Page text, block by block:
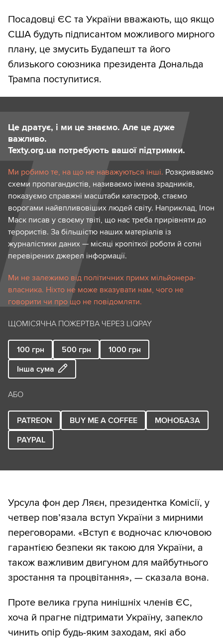
Посадовці ЄС та України вважають, що якщо
США будуть підписантом можливого мирного
плану, це змусить Будапешт та його
близького союзника президента Дональда
Трампа поступитися.
Це дратує, і ми це знаємо. Але це дуже
важливо.
Texty.org.ua потребують вашої підтримки.
Ми робимо те, на що не наважуються інші. Розкриваємо
схеми пропагандистів, називаємо імена зрадників,
показуємо справжні масштаби катастроф, стаємо
ворогами найвпливовіших людей світу. Наприклад, Ілон
Маск писав у своєму твіті, що нас треба прирівняти до
терористів. За більшістю наших матеріалів із
журналістики даних — місяці кропіткої роботи й сотні
перевірених джерел інформації.
Ми не залежимо від політичних примх мільйонера-
власника. Ніхто не може вказувати нам, чого не
говорити чи про що не повідомляти.
ЩОМІСЯЧНА ПОЖЕРТВА ЧЕРЕЗ LIQPAY
100 грн 500 грн 1000 грн
Інша сума
АБО
PATREON BUY ME A COFFEE
МОНОБАЗА
PAYPAL
Урсула фон дер Ляєн, президентка Комісії, у
четвер пов’язала вступ України з мирними
переговорами. «Вступ є водночас ключовою
гарантією безпеки як такою для України, а
також важливим двигуном для майбутнього
зростання та процвітання», — сказала вона.
Проте велика група нинішніх членів ЄС,
хоча й прагне підтримати Україну, запекло
чинить опір будь-яким заходам, які або